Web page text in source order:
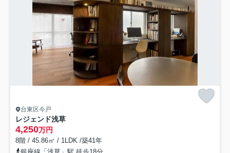
台東区今戸
レジェンド浅草
4,250万円
8階 / 45.86㎡ / 1LDK /築41年